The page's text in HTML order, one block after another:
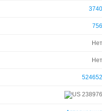
3740
756
Нет
Нет
524652
238976